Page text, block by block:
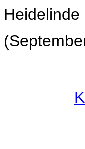
Heidelinde